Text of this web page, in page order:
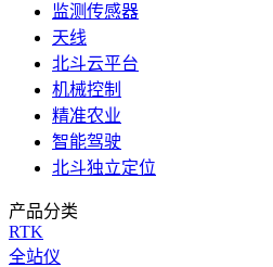
监测传感器
天线
北斗云平台
机械控制
精准农业
智能驾驶
北斗独立定位
产品分类
RTK
全站仪